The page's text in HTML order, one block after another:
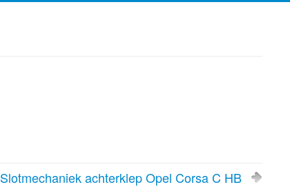
Slotmechaniek achterklep Opel Corsa C HB